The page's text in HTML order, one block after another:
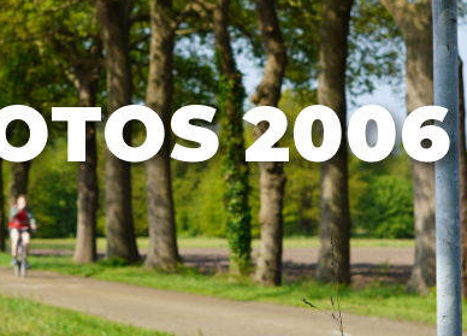
2006